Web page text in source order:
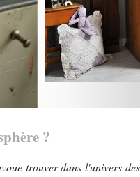
?
trouver dans l'univers